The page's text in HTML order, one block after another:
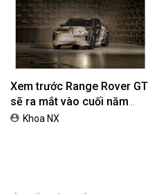
Xem trước Range Rover GT
sẽ ra mắt vào cuối năm
2026Khoa NX